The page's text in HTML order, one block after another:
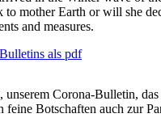
mother Earth or will she
and measures.
als pdf
Corona-Bulletin,
Botschaften auch zur